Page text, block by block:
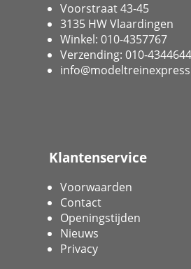
Voorstraat 43-45
3135 HW Vlaardingen
Winkel: 010-4357767
Verzending: 010-4344644
Klantenservice
Voorwaarden
Contact
Openingstijden
Nieuws
Privacy